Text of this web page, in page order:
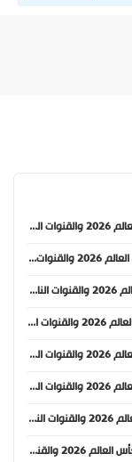
موعد مباراة إنجلترا وكرواتيا في كأس العالم 2026 والقنوات الناقلة
موعد مباراة البرتغال والكونغو في كأس العالم 2026 والقنوات الناقلة
موعد مباراة النمسا والأردن في كأس العالم 2026 والقنوات الناقلة
موعد مباراة الأرجنتين والجزائر في كأس العالم 2026 والقنوات الناقلة
موعد مباراة العراق والنرويج في كأس العالم 2026 والقنوات الناقلة
موعد مباراة فرنسا والسنغال في كأس العالم 2026 والقنوات الناقلة
موعد مباراة إيران ونيوزيلندا في كأس العالم 2026 والقنوات الناقلة
موعد مباراة السعودية وأوروغواي في كأس العالم 2026 والقنوات الناقلة